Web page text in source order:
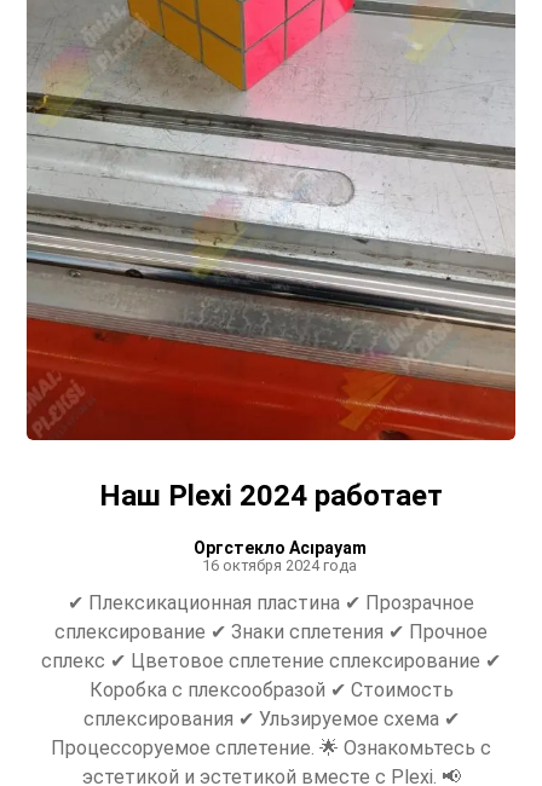
Наш Plexi 2024 работает
Оргстекло Acıpayam
16 октября 2024 года
✔ Плексикационная пластина ✔ Прозрачное
сплексирование ✔ Знаки сплетения ✔ Прочное
сплекс ✔ Цветовое сплетение сплексирование ✔
Коробка с плексообразой ✔ Стоимость
сплексирования ✔ Ульзируемое схема ✔
Процессоруемое сплетение. 🌟 Ознакомьтесь с
эстетикой и эстетикой вместе с Plexi. 📢